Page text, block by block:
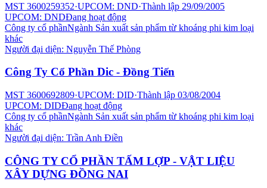
MST 3600259352·UPCOM: DND·Thành lập 29/09/2005
UPCOM: DNDĐang hoạt động
Công ty cổ phầnNgành Sản xuất sản phẩm từ khoáng phi kim loại
khác
Người đại diện: Nguyễn Thế Phòng
Công Ty Cổ Phần Dic - Đồng Tiến
MST 3600692809·UPCOM: DID·Thành lập 03/08/2004
UPCOM: DIDĐang hoạt động
Công ty cổ phầnNgành Sản xuất sản phẩm từ khoáng phi kim loại
khác
Người đại diện: Trần Anh Điền
CÔNG TY CỔ PHẦN TẤM LỢP - VẬT LIỆU
XÂY DỰNG ĐỒNG NAI